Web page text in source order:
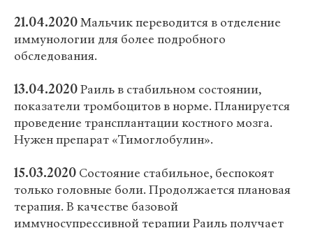
21.04.2020Мальчик переводится в отделение
иммунологии для более подробного
обследования.
13.04.2020Раиль в стабильном состоянии,
показатели тромбоцитов в норме. Планируется
проведение трансплантации костного мозга.
Нужен препарат «Тимоглобулин».
15.03.2020 Состояние стабильное, беспокоят
только головные боли. Продолжается плановая
терапия. В качестве базовой
иммуносупрессивной терапии Раиль получает